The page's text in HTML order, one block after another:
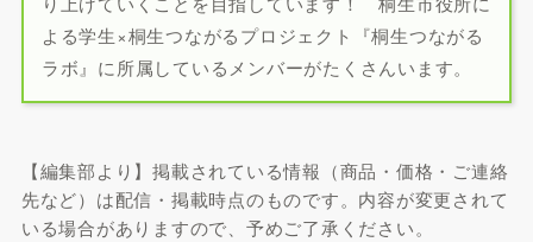
よる学生×桐生つながるプロジェクト『桐生つながる
ラボ』に所属しているメンバーがたくさんいます。
【編集部より】掲載されている情報（商品・価格・ご連絡
先など）は配信・掲載時点のものです。内容が変更されて
いる場合がありますので、予めご了承ください。